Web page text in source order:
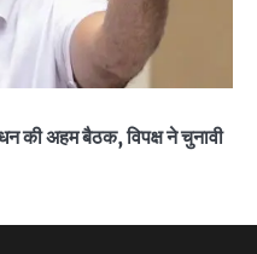
की अहम बैठक, विपक्ष ने चुनावी